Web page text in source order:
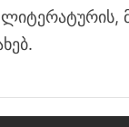
ლიტერატურის,